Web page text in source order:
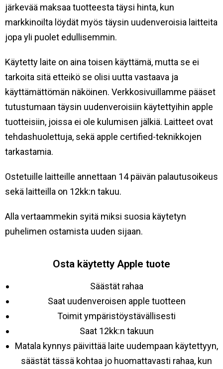
järkevää maksaa tuotteesta täysi hinta, kun
markkinoilta löydät myös täysin uudenveroisia laitteita
jopa yli puolet edullisemmin.
Käytetty laite on aina toisen käyttämä, mutta se ei
tarkoita sitä etteikö se olisi uutta vastaava ja
käyttämättömän näköinen. Verkkosivuillamme pääset
tutustumaan täysin uudenveroisiin käytettyihin apple
tuotteisiin, joissa ei ole kulumisen jälkiä. Laitteet ovat
tehdashuolettuja, sekä apple certified-teknikkojen
tarkastamia.
Ostetuille laitteille annettaan 14 päivän palautusoikeus
sekä laitteilla on 12kk:n takuu.
Alla vertaammekin syitä miksi suosia käytetyn
puhelimen ostamista uuden sijaan.
Osta käytetty Apple tuote
Säästät rahaa
Saat uudenveroisen apple tuotteen
Toimit ympäristöystävällisesti
Saat 12kk:n takuun
Matala kynnys päivittää laite uudempaan käytettyyn,
säästät tässä kohtaa jo huomattavasti rahaa, kun